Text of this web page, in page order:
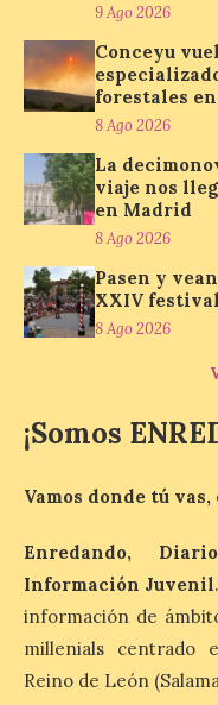
9 Ago 2026
Conceyu País
Turismo, Ocio e
jóvenes
nos envía la vigésima
Concierto del
Marimba
Ponferrada
un
gallega de Merza,
la música de
Ayuntamiento de
este domingo, […]
9 Ago 2026
Conceyu
forestales
8 Ago 2026
La
viaje nos
en Madrid
8 Ago 2026
Pasen y
XXIV
8 Ago 2026
¡Somos
Vamos donde tú
Enredando,
Información Juvenil
información de
millenials centrado
Reino de León